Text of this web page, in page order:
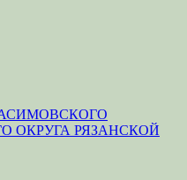
ОКРУГА РЯЗАНСКОЙ